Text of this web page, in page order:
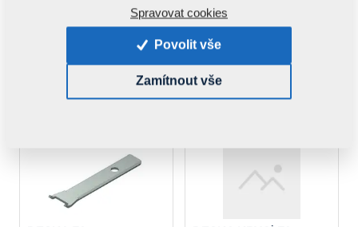
DISK FALCON
3006456 (Původní ND)
DISK 410 mm
9002941
Spravovat cookies
Povolit vše
Zamítnout vše